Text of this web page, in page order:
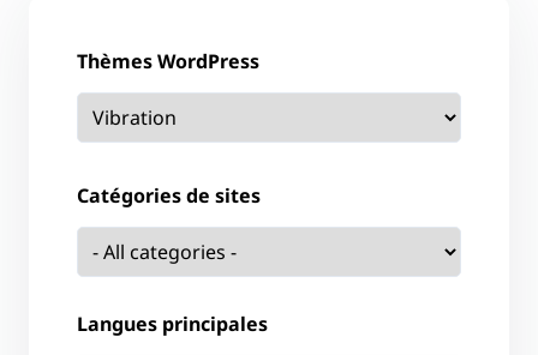
Thèmes WordPress
Catégories de sites
Langues principales